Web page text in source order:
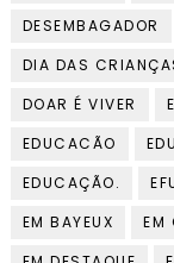
DESEMBAGADOR
DIA DAS
DOAR É VIVER
EDUCACÃO
EDUCAÇÃO.
EM BAYEUX
EM